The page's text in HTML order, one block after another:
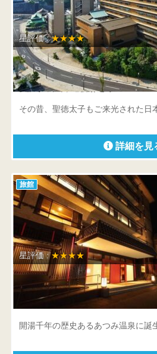
星評価 :★★★★
大和屋本店
愛媛県 松山市道後湯之町20-8
その昔、聖徳太子もご来光された
詳細を見
旅館
星評価 :★★★★
あつみ温泉高見屋別邸 久
山形県 鶴岡市湯温海字湯之尻83-3
開湯千年の歴史あるあつみ温泉に